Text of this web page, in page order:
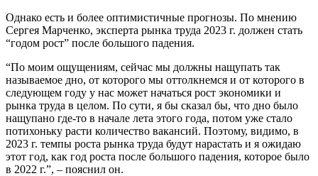
Однако есть и более оптимистичные прогнозы. По мнению
Сергея Марченко, эксперта рынка труда 2023 г. должен стать
“годом рост” после большого падения.
“По моим ощущениям, сейчас мы должны нащупать так
называемое дно, от которого мы оттолкнемся и от которого в
следующем году у нас может начаться рост экономики и
рынка труда в целом. По сути, я бы сказал бы, что дно было
нащупано где-то в начале лета этого года, потом уже стало
потихоньку расти количество вакансий. Поэтому, видимо, в
2023 г. темпы роста рынка труда будут нарастать и я ожидаю
этот год, как год роста после большого падения, которое было
в 2022 г.”, – пояснил он.